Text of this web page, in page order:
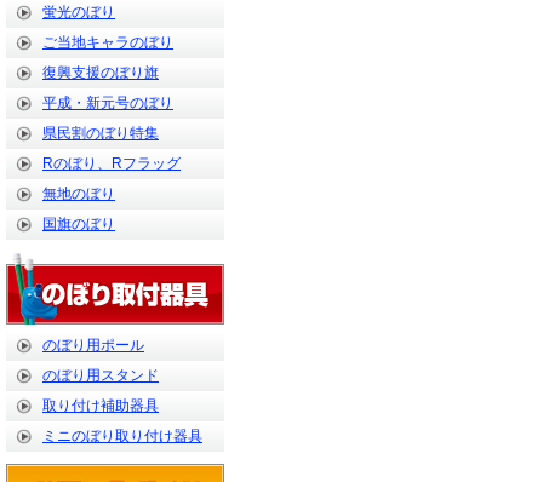
蛍光のぼり
ご当地キャラのぼり
復興支援のぼり旗
平成・新元号のぼり
県民割のぼり特集
Rのぼり、Rフラッグ
無地のぼり
国旗のぼり
のぼり用ポール
のぼり用スタンド
取り付け補助器具
ミニのぼり取り付け器具